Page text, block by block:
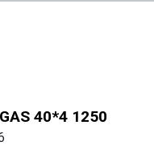
40*4 1250